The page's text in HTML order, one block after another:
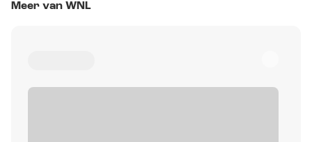
Meer van WNL